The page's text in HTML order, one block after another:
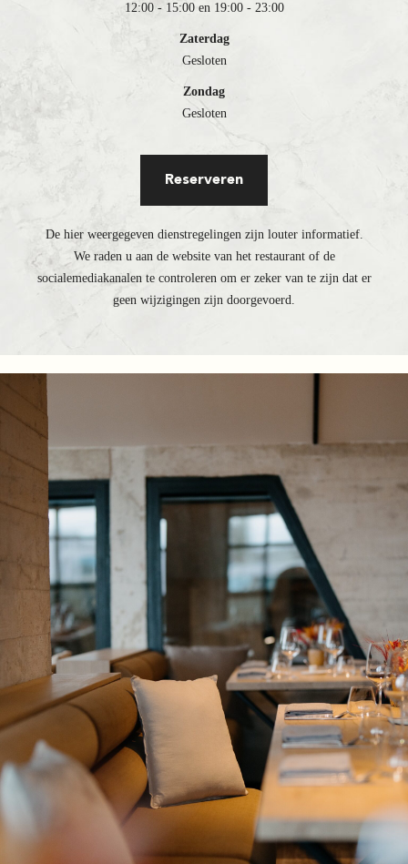
12:00 - 15:00 en 19:00 - 23:00
Zaterdag
Gesloten
Zondag
Gesloten
Reserveren
De hier weergegeven dienstregelingen zijn louter informatief.
We raden u aan de website van het restaurant of de
socialemediakanalen te controleren om er zeker van te zijn dat er
geen wijzigingen zijn doorgevoerd.